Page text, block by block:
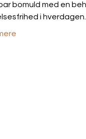
bomuld med en
i hverdagen.
en cognacfarvet